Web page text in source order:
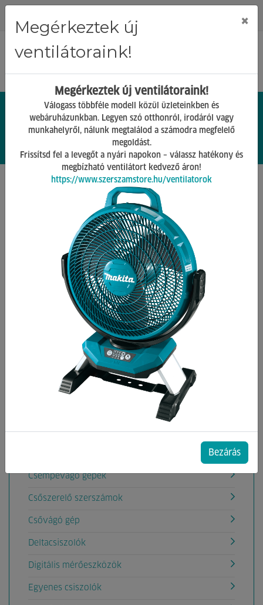
0 0.
Barkács Gépek
Palást csiszoló gépek
Vissza
Kategóriák
Akkumulátoros rádiók
Aligátorfűrész gépek
Akkumulátoros Pumpák
Áramfejlesztők
Betoncsiszoló,Betonömörítő gépek
Betonkeverők
Csempevágó gépek
Csőszerelő szerszámok
Csővágó gép
Deltacsiszolók
Digitális mérőeszközök
Egyenes csiszolók
Megérkeztek új
ventilátoraink!
×
Megérkeztek új ventilátoraink!
Válogass többféle modell közül üzleteinkben és
webáruházunkban. Legyen szó otthonról, irodáról vagy
munkahelyről, nálunk megtalálod a számodra megfelelő
megoldást.
Frissítsd fel a levegőt a nyári napokon – válassz hatékony és
megbízható ventilátort kedvező áron!
https://www.szerszamstore.hu/ventilatorok
Bezárás